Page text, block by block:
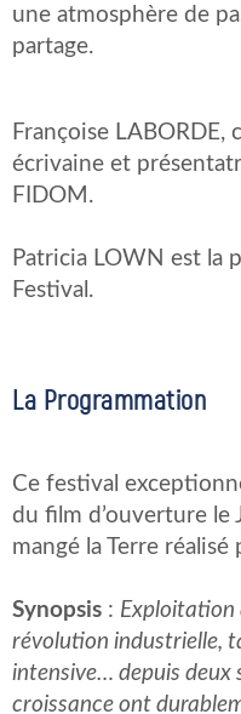
une atmosphère de
partage.
Françoise
écrivaine et
FIDOM.
Patricia LOWN est la
Festival.
La Programmation
Ce festival
du film d’ouverture le
mangé la Terre réalisé
Synopsis : Exploitation
révolution industrielle,
intensive… depuis deux
croissance ont